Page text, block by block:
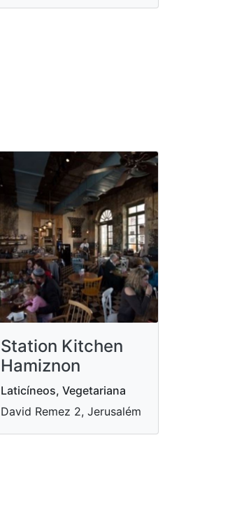
Station Kitchen
Hamiznon
Laticíneos, Vegetariana
David Remez 2, Jerusalém